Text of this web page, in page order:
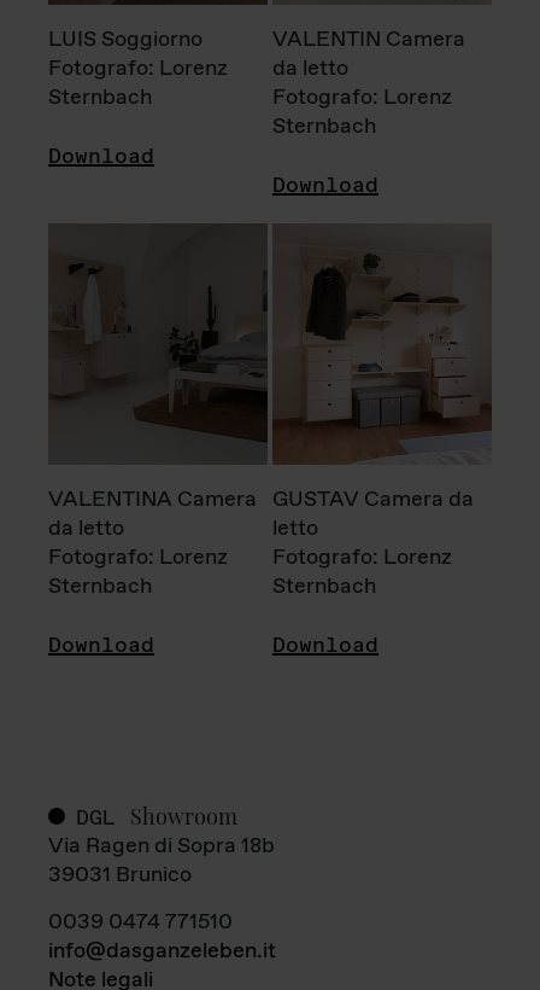
LUIS Soggiorno
Fotografo: Lorenz
Sternbach
Download
VALENTIN Camera
da letto
Fotografo: Lorenz
Sternbach
Download
VALENTINA Camera
da letto
Fotografo: Lorenz
Sternbach
Download
GUSTAV Camera da
letto
Fotografo: Lorenz
Sternbach
Download
DGL Showroom
Via Ragen di Sopra 18b
39031 Brunico
0039 0474 771510
info@dasganzeleben.it
Note legali